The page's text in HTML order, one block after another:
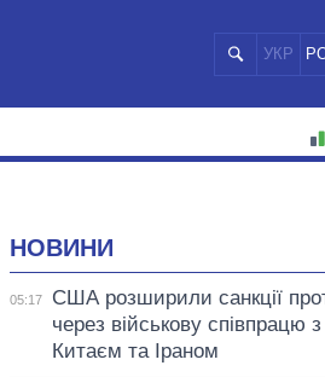
УКР
НОВИНИ
05:17
США розширили санкції
через військову співпрацю
Китаєм та Іраном